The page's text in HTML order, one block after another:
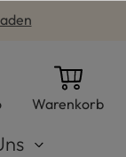
auf dem
Warenkorb